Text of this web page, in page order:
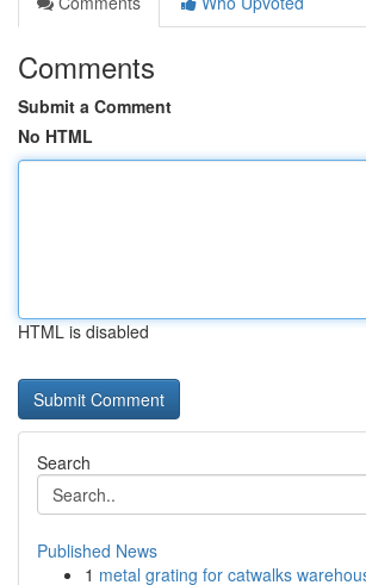
Comments
Submit a Comment
No HTML
HTML is disabled
Search
Published News
1 metal grating for catwalks